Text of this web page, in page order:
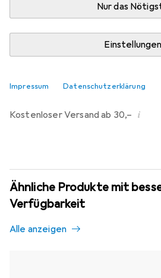
Nur das
Einstellungen
Impressum Datenschutzerklärung
Lieferort angeben für genaue
In den
Vergleichen
Kostenloser Versand ab 30,– i
Ähnliche Produkte mit
Verfügbarkeit
Alle anzeigen